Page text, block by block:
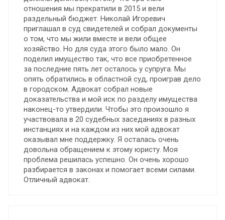
отношения мы прекратили в 2015 и вели
раздельный бюджет. Николай Игоревич
приглашал в суд свидетелей и собрал документы
о том, что мы жили вместе и вели общее
хозяйство. Но для суда этого было мало. Он
поделил имущество так, что все приобретенное
за последние пять лет осталось у супруга. Мы
опять обратились в областной суд, проиграв дело
в городском. Адвокат собрал новые
доказательства и мой иск по разделу имущества
наконец-то утвердили. Чтобы это произошло я
участвовала в 20 судебных заседаниях в разных
инстанциях и на каждом из них мой адвокат
оказывал мне поддержку. Я осталась очень
довольна обращением к этому юристу. Моя
проблема решилась успешно. Он очень хорошо
разбирается в законах и помогает всеми силами.
Отличный адвокат.